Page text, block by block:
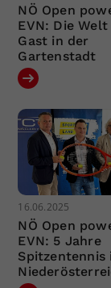
NÖ Open
EVN: Die Welt
Gast in der
Gartenstadt
16.06.2025
NÖ Open
EVN: 5 Jahre
Spitzentennis